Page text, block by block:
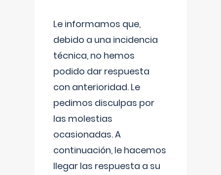
Le informamos que,
debido a una incidencia
técnica, no hemos
podido dar respuesta
con anterioridad. Le
pedimos disculpas por
las molestias
ocasionadas. A
continuación, le hacemos
llegar las respuesta a su